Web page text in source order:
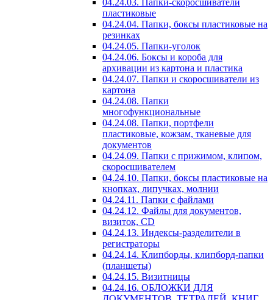
пластиковые
04.24.04. Папки, боксы пластиковые на
резинках
04.24.05. Папки-уголок
04.24.06. Боксы и короба для
архивации из картона и пластика
04.24.07. Папки и скоросшиватели из
картона
04.24.08. Папки
многофункциональные
04.24.08. Папки, портфели
пластиковые, кожзам, тканевые для
документов
04.24.09. Папки с прижимом, клипом,
скоросшивателем
04.24.10. Папки, боксы пластиковые на
кнопках, липучках, молнии
04.24.11. Папки с файлами
04.24.12. Файлы для документов,
визиток, CD
04.24.13. Индексы-разделители в
регистраторы
04.24.14. Клипборды, клипборд-папки
(планшеты)
04.24.15. Визитницы
04.24.16. ОБЛОЖКИ ДЛЯ